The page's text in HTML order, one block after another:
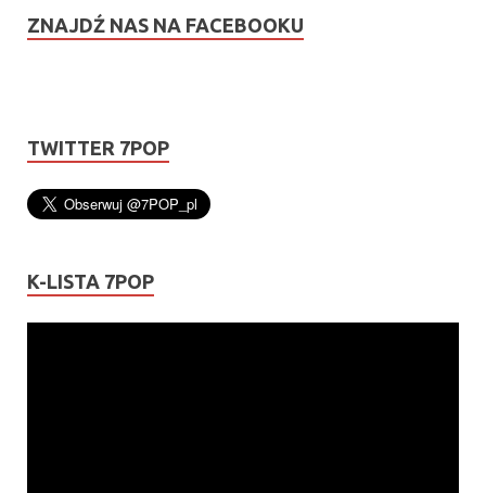
ZNAJDŹ NAS NA FACEBOOKU
TWITTER 7POP
K-LISTA 7POP